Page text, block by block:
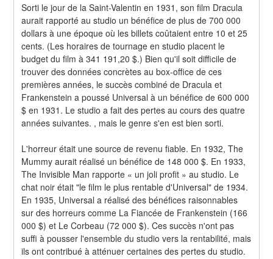
Sorti le jour de la Saint-Valentin en 1931, son film Dracula
aurait rapporté au studio un bénéfice de plus de 700 000
dollars à une époque où les billets coûtaient entre 10 et 25
cents. (Les horaires de tournage en studio placent le
budget du film à 341 191,20 $.) Bien qu'il soit difficile de
trouver des données concrètes au box-office de ces
premières années, le succès combiné de Dracula et
Frankenstein a poussé Universal à un bénéfice de 600 000
$ en 1931. Le studio a fait des pertes au cours des quatre
années suivantes. , mais le genre s'en est bien sorti.
L'horreur était une source de revenu fiable. En 1932, The
Mummy aurait réalisé un bénéfice de 148 000 $. En 1933,
The Invisible Man rapporte « un joli profit » au studio. Le
chat noir était "le film le plus rentable d'Universal" de 1934.
En 1935, Universal a réalisé des bénéfices raisonnables
sur des horreurs comme La Fiancée de Frankenstein (166
000 $) et Le Corbeau (72 000 $). Ces succès n'ont pas
suffi à pousser l'ensemble du studio vers la rentabilité, mais
ils ont contribué à atténuer certaines des pertes du studio.